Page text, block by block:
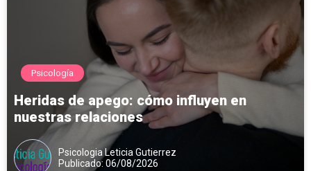
Psicología
Heridas de apego: cómo influyen en
nuestras relaciones
Psicologia Leticia Gutierrez
Publicado: 06/08/2026